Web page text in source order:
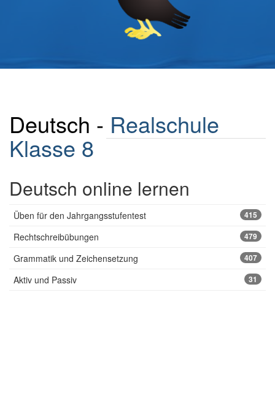
Deutsch - Realschule
Klasse 8
Deutsch online lernen
Üben für den Jahrgangsstufentest 415
Rechtschreibübungen 479
Grammatik und Zeichensetzung 407
Aktiv und Passiv 31